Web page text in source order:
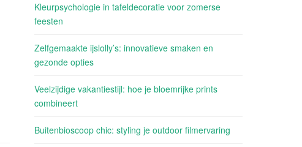
Kleurpsychologie in tafeldecoratie voor zomerse
feesten
Zelfgemaakte ijslolly’s: innovatieve smaken en
gezonde opties
Veelzijdige vakantiestijl: hoe je bloemrijke prints
combineert
Buitenbioscoop chic: styling je outdoor filmervaring